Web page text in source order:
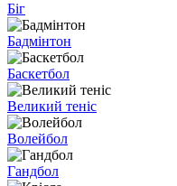
Біг
Бадмінтон
Баскетбол
Великий теніс
Волейбол
Гандбол